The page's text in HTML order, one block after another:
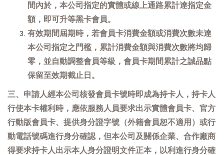
間內於，本公司指定的實體或線上通路累計達指定金
額，即可升等黑卡會員。
有效期間屆期時，若會員卡消費金額或消費次數未達
本公司指定之門檻，累計消費金額與消費次數將均歸
零，並自動調整會員等級，會員卡期間累計之誠品點
保留至效期截止日。
三、申請人經本公司核發會員卡號時即成為持卡人，持卡人
行使本卡權利時，應依服務人員要求出示實體會員卡、官方
行動版會員卡、提供身分證字號（外籍會員恕不適用）或行
動電話號碼進行身分確認，但本公司及關係企業、合作廠商
得要求持卡人出示本人身分證明文件正本，以利進行身分確